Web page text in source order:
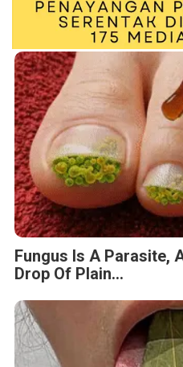
Fungus Is A Parasite,
Drop Of Plain...